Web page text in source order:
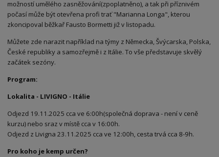
možností umělého zasněžování(zpoplatněno), a tak při příznivém
počasí může být otevřena profi trať "Marianna Longa", kterou
zkoncipoval běžkař Fausto Bormetti již v listopadu.
Můžete zde narazit například na týmy z Německa, Švýcarska, Polska,
České republiky a samozřejmě i z Itálie. To vše představuje skvělý
začátek sezóny.
Program:
Lokalita - LIVIGNO - Itálie
Odjezd 19.11.2025 cca ve 6:00h(společná doprava - není v ceně
kurzu) nebo sraz v místě cca v 16:00h.
Odjezd z Livigna 23.11.2025 cca ve 12:00h, cesta trvá cca 8-9h.
Pro koho je kemp určen?